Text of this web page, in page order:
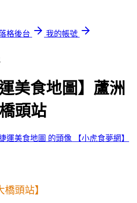
格後台
我的帳號
美食地圖】蘆洲
頭站
【小虎食夢網】
橋頭站】